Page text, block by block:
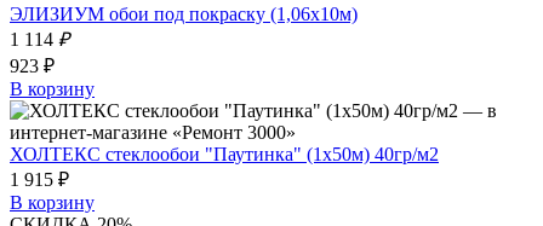
ЭЛИЗИУМ обои под покраску (1,06х10м)
1 114 ₽
923 ₽
В корзину
ХОЛТЕКС стеклообои "Паутинка" (1х50м) 40гр/м2
1 915 ₽
В корзину